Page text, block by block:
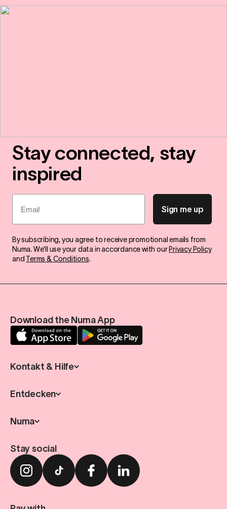
Stay connected, stay
inspired
Email
Sign me up
By subscribing, you agree to receive promotional emails from
Numa. We'll use your data in accordance with our Privacy Policy
and Terms & Conditions.
Download the Numa App
Kontakt & Hilfe
Entdecken
Numa
Stay social